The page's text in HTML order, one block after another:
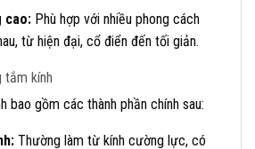
cao:Phù hợp với nhiều phong cách
từ hiện đại, cổ điển đến tối giản.
tắm kính
bao gồm các thành phần chính sau:
Thường làm từ kính cường lực, có